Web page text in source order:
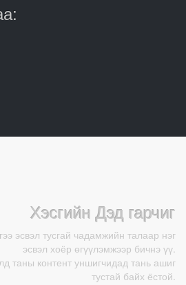
Хэсгийн Дэд гарчиг
эсвэл тусгай чадамжийн талаар нэг
эсвэл хоёр өгүүлэмжээр бичнэ үү.
таны контент уншигчидад тань ашиг
тустай байх ёстой.